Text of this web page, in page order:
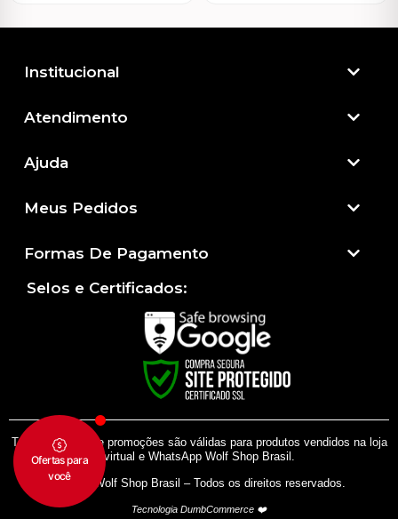
Institucional
Atendimento​
Ajuda
Meus Pedidos
Formas De Pagamento
Selos e Certificados:
Todas as regras e promoções são válidas para produtos vendidos na loja
virtual e WhatsApp Wolf Shop Brasil.
© 2024 Wolf Shop Brasil – Todos os direitos reservados.
Tecnologia DumbCommerce ❤️